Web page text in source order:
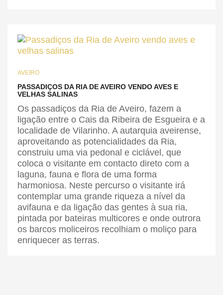
AVEIRO
PASSADIÇOS DA RIA DE AVEIRO VENDO AVES E
VELHAS SALINAS
Os passadiços da Ria de Aveiro, fazem a
ligação entre o Cais da Ribeira de Esgueira e a
localidade de Vilarinho. A autarquia aveirense,
aproveitando as potencialidades da Ria,
construiu uma via pedonal e ciclável, que
coloca o visitante em contacto direto com a
laguna, fauna e flora de uma forma
harmoniosa. Neste percurso o visitante irá
contemplar uma grande riqueza a nível da
avifauna e da ligação das gentes à sua ria,
pintada por bateiras multicores e onde outrora
os barcos moliceiros recolhiam o moliço para
enriquecer as terras.